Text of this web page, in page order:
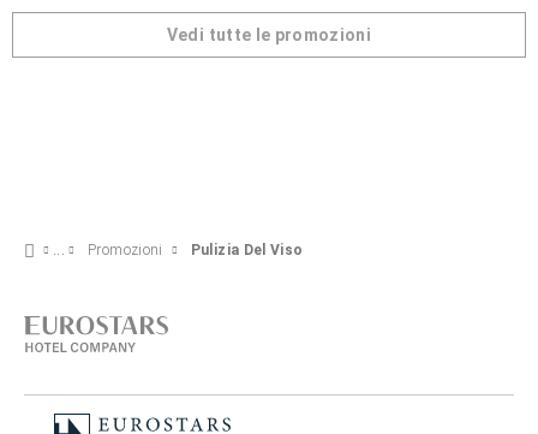
Vedi tutte le promozioni
Promozioni Pulizia Del Viso